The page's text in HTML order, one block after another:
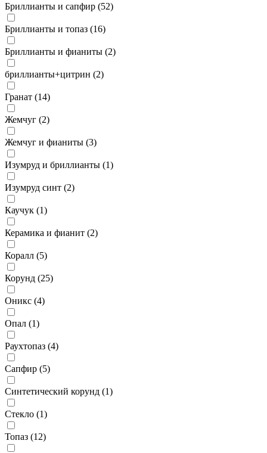
Бриллианты и сапфир (52)
Бриллианты и топаз (16)
Бриллианты и фианиты (2)
бриллианты+цитрин (2)
Гранат (14)
Жемчуг (2)
Жемчуг и фианиты (3)
Изумруд и бриллианты (1)
Изумруд синт (2)
Каучук (1)
Керамика и фианит (2)
Коралл (5)
Корунд (25)
Оникс (4)
Опал (1)
Раухтопаз (4)
Сапфир (5)
Синтетический корунд (1)
Стекло (1)
Топаз (12)